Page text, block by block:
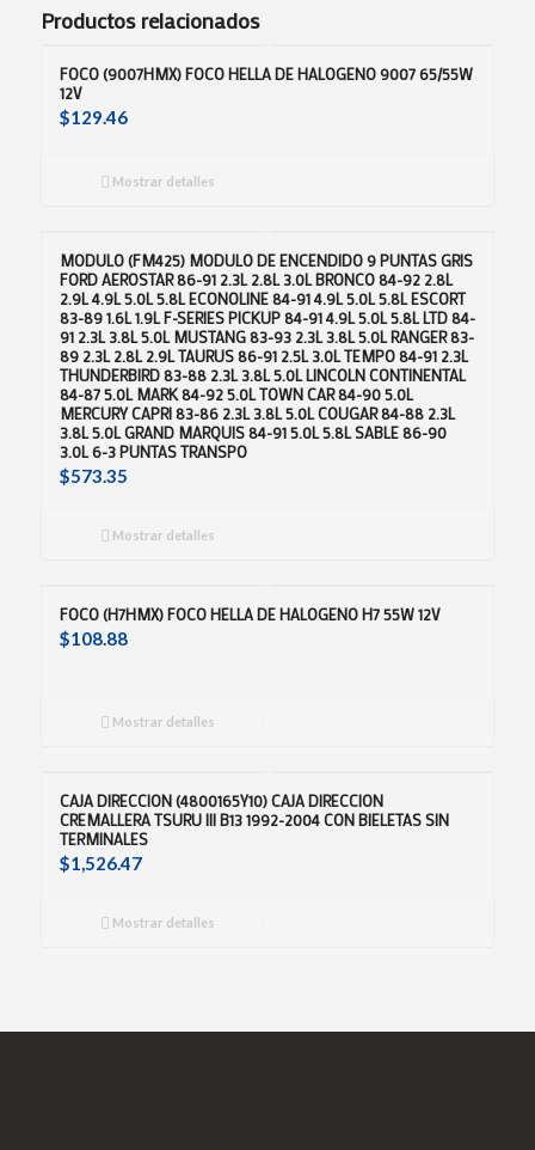
Productos relacionados
FOCO (9007HMX) FOCO HELLA DE HALOGENO 9007 65/55W
12V
$129.46
Mostrar detalles
MODULO (FM425) MODULO DE ENCENDIDO 9 PUNTAS GRIS
FORD AEROSTAR 86-91 2.3L 2.8L 3.0L BRONCO 84-92 2.8L
2.9L 4.9L 5.0L 5.8L ECONOLINE 84-91 4.9L 5.0L 5.8L ESCORT
83-89 1.6L 1.9L F-SERIES PICKUP 84-91 4.9L 5.0L 5.8L LTD 84-
91 2.3L 3.8L 5.0L MUSTANG 83-93 2.3L 3.8L 5.0L RANGER 83-
89 2.3L 2.8L 2.9L TAURUS 86-91 2.5L 3.0L TEMPO 84-91 2.3L
THUNDERBIRD 83-88 2.3L 3.8L 5.0L LINCOLN CONTINENTAL
84-87 5.0L MARK 84-92 5.0L TOWN CAR 84-90 5.0L
MERCURY CAPRI 83-86 2.3L 3.8L 5.0L COUGAR 84-88 2.3L
3.8L 5.0L GRAND MARQUIS 84-91 5.0L 5.8L SABLE 86-90
3.0L 6-3 PUNTAS TRANSPO
$573.35
Mostrar detalles
FOCO (H7HMX) FOCO HELLA DE HALOGENO H7 55W 12V
$108.88
Mostrar detalles
CAJA DIRECCION (4800165Y10) CAJA DIRECCION
CREMALLERA TSURU III B13 1992-2004 CON BIELETAS SIN
TERMINALES
$1,526.47
Mostrar detalles